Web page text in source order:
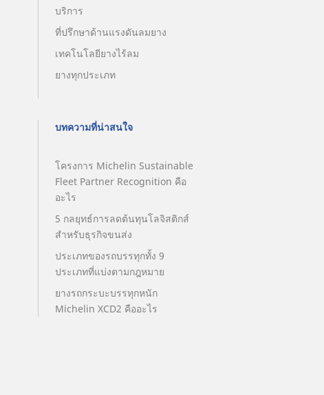
บริการ
ที่ปรึกษาด้านแรงดันลมยาง
เทคโนโลยียางไร้ลม
ยางทุกประเภท
บทความที่น่าสนใจ
โครงการ Michelin Sustainable
Fleet Partner Recognition คือ
อะไร
5 กลยุทธ์การลดต้นทุนโลจิสติกส์
สำหรับธุรกิจขนส่ง
ประเภทของรถบรรทุกทั้ง 9
ประเภทที่แบ่งตามกฎหมาย
ยางรถกระบะบรรทุกหนัก
Michelin XCD2 คืออะไร